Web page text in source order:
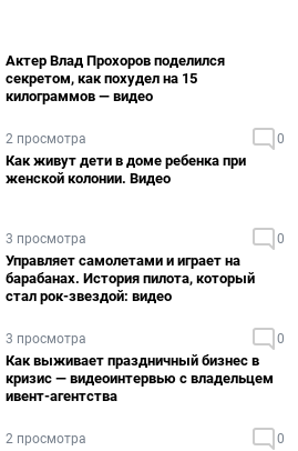
Актер Влад Прохоров поделился
секретом, как похудел на 15
килограммов — видео
2 просмотра 0
Как живут дети в доме ребенка при
женской колонии. Видео
3 просмотра 0
Управляет самолетами и играет на
барабанах. История пилота, который
стал рок-звездой: видео
3 просмотра 0
Как выживает праздничный бизнес в
кризис — видеоинтервью с владельцем
ивент-агентства
2 просмотра 0